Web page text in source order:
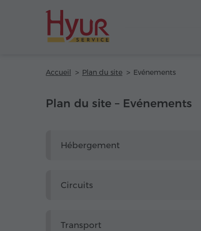
Accueil Plan du site Evénements
Plan du site – Evénements
Hébergement
Circuits
Transport